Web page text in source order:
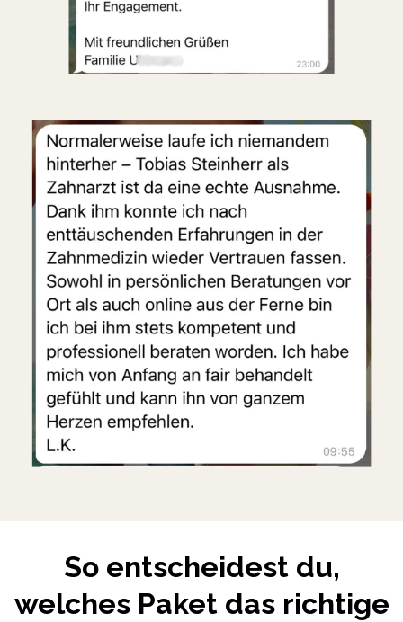
So entscheidest du,
welches Paket das richtige